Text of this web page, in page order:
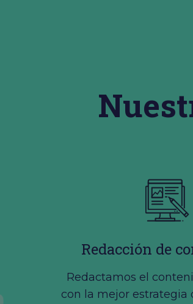
Redacción de
Redactamos el
con la mejor estrategia